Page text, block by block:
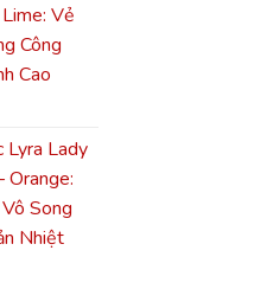
Vẻ
Công
Cao
Lyra Lady
Orange:
Song
Nhiệt